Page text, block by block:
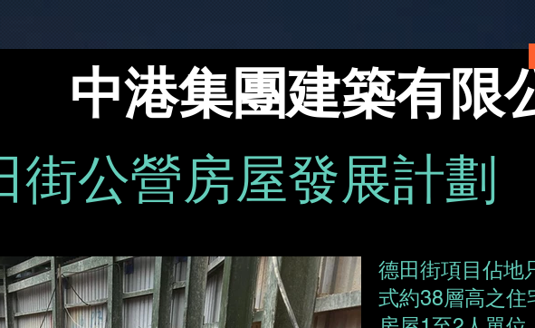
街公營房屋發展計劃
德田街項目佔地
式約38層高之住
中港集團建築有限